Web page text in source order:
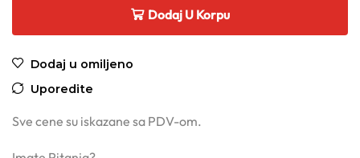
Dodaj U Korpu
Dodaj u omiljeno
Uporedite
Sve cene su iskazane sa PDV-om.